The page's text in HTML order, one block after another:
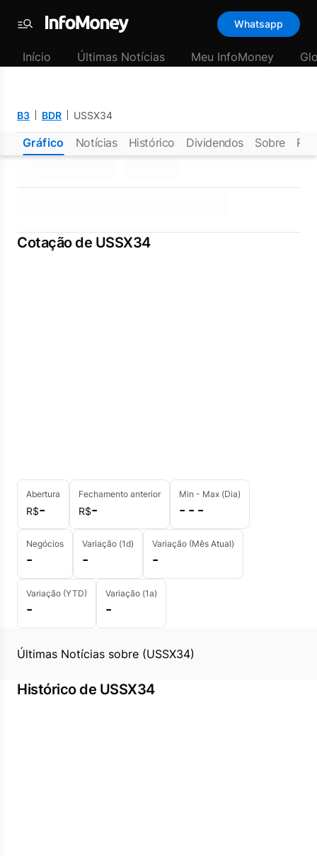
Menu
Whatsapp
Início Últimas Notícias Meu InfoMoney
B3 BDR USSX34
Gráfico Notícias Histórico Dividendos Sobre
Cotação de USSX34
Abertura
R$-
Fechamento anterior
R$-
Min - Max (Dia)
- - -
Negócios
-
Variação (1d)
-
Variação (Mês Atual)
-
Variação (YTD)
-
Variação (1a)
-
Últimas Notícias sobre (USSX34)
Histórico de USSX34